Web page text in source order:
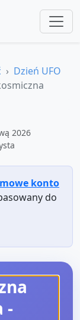
Dzień UFO
2026
konto
do
-